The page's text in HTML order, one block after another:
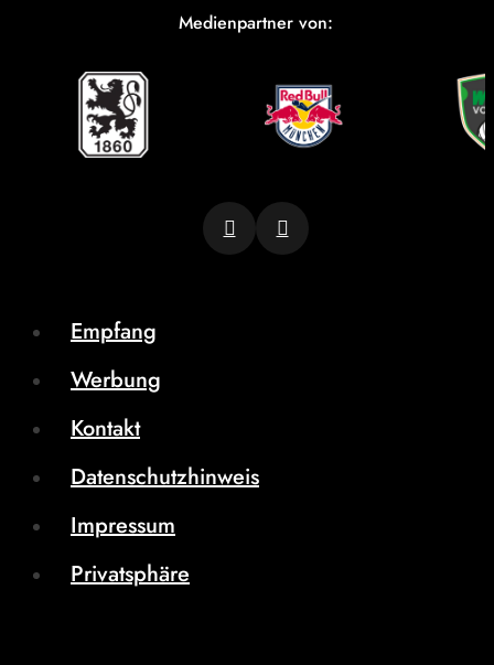
Medienpartner von:
Empfang
Werbung
Kontakt
Datenschutzhinweis
Impressum
Privatsphäre